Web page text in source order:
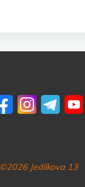
©2026 Jedlíkova 13